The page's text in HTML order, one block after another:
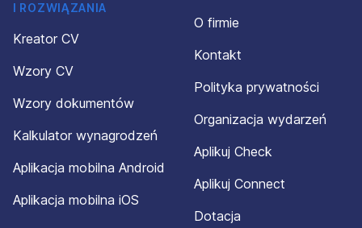
I ROZWIĄZANIA
Kreator CV
Wzory CV
Wzory dokumentów
Kalkulator wynagrodzeń
Aplikacja mobilna Android
Aplikacja mobilna iOS
O firmie
Kontakt
Polityka prywatności
Organizacja wydarzeń
Aplikuj Check
Aplikuj Connect
Dotacja